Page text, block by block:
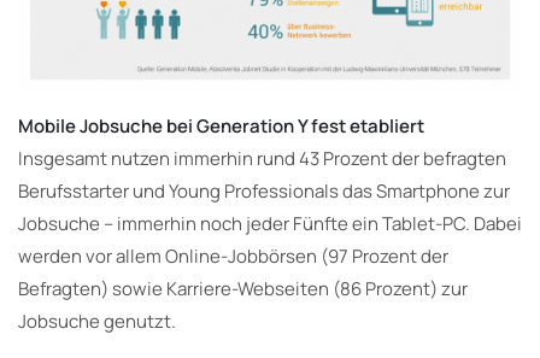
Mobile Jobsuche bei Generation Y fest etabliert
Insgesamt nutzen immerhin rund 43 Prozent der befragten
Berufsstarter und Young Professionals das Smartphone zur
Jobsuche – immerhin noch jeder Fünfte ein Tablet-PC. Dabei
werden vor allem Online-Jobbörsen (97 Prozent der
Befragten) sowie Karriere-Webseiten (86 Prozent) zur
Jobsuche genutzt.